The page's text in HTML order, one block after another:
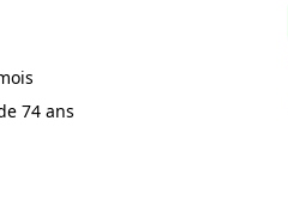
74 ans